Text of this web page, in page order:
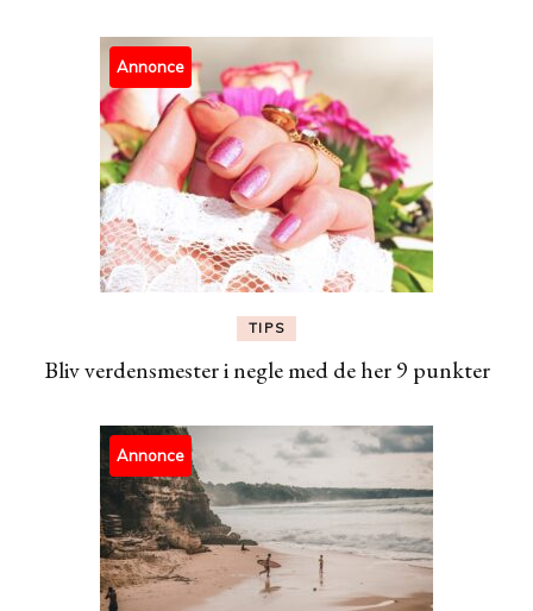
Annonce
TIPS
Bliv verdensmester i negle med de her 9 punkter
Annonce